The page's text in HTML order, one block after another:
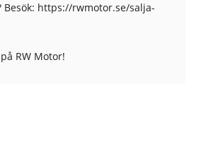
https://rwmotor.se/salja-
RW Motor!